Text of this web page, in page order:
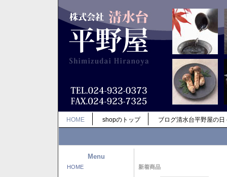
HOME shopのトップ ブログ清水台平野屋の日
Menu
HOME 新着商品